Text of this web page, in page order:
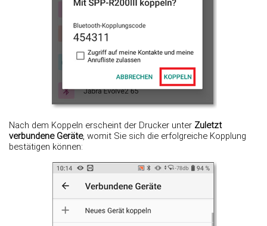
Nach dem Koppeln erscheint der Drucker unter Zuletzt
verbundene Geräte, womit Sie sich die erfolgreiche Kopplung
bestätigen können: